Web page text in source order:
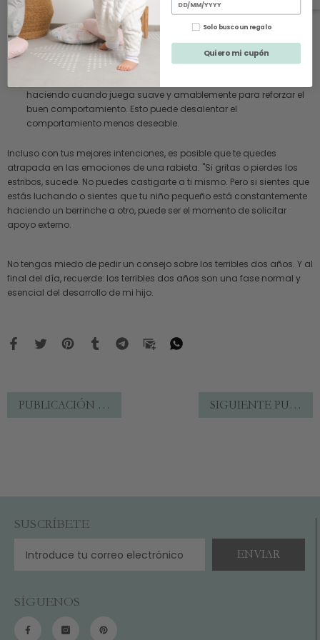
di algo como: 'Veo que quieres tirar. ¿Deberíamos salir y lanzar
una pelota?' cambia positivamente su comportamiento
mientras enseña lo que es y no es un comportamiento
aceptable.
Usa el refuerzo positivo.
Si un niño pequeño siempre está
haciendo cuando juega suave y amablemente para reforzar el
buen comportamiento. Esto puede desalentar el
comportamiento menos deseable.
Incluso con tus mejores intenciones, es posible que te quedes
atrapada en las emociones de una rabieta. "Si gritas o pierdes los
estribos, sucede. No puedes castigarte a ti mismo. Pero si sientes que
estás luchando o sientes que tu niño pequeño está constantemente
haciendo un berrinche a otro, puede ser el momento de solicitar
apoyo externo.
No tengas miedo de pedir un consejo sobre los terribles dos años. Y al
final del día, recuerde: los terribles dos años son una fase normal y
esencial del desarrollo de mi hijo.
PUBLICACIÓN ANTERIOR SIGUIENTE PUBLICACIÓN
SUSCRÍBETE
ENVIAR
SÍGUENOS
Solo busco un regalo
Quiero mi cupón